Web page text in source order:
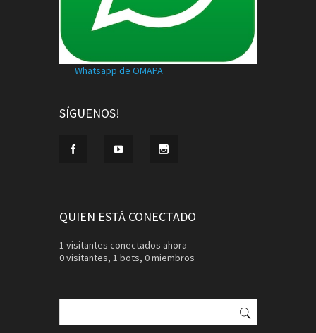
Whatsapp de OMAPA
SÍGUENOS!
QUIEN ESTÁ CONECTADO
1 visitantes conectados ahora
0 visitantes, 1 bots, 0 miembros
Buscar: